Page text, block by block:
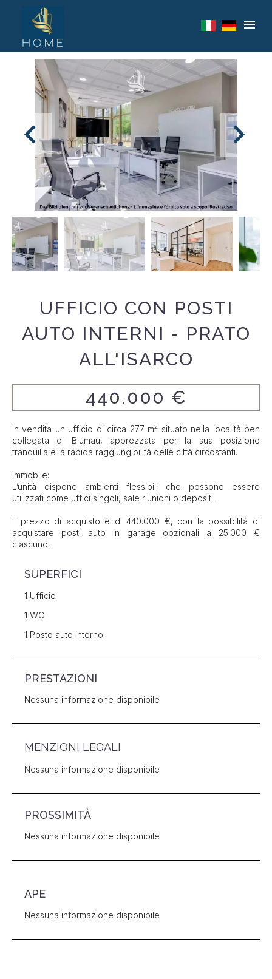
UFFICIO CON POSTI
AUTO INTERNI - PRATO
ALL'ISARCO
440.000 €
In vendita un ufficio di circa 277 m² situato nella località ben
collegata di Blumau, apprezzata per la sua posizione
tranquilla e la rapida raggiungibilità delle città circostanti.
Immobile:
L’unità dispone ambienti flessibili che possono essere
utilizzati come uffici singoli, sale riunioni o depositi.
Il prezzo di acquisto è di 440.000 €, con la possibilità di
acquistare posti auto in garage opzionali a 25.000 €
ciascuno.
SUPERFICI
1 Ufficio
1 WC
1 Posto auto interno
PRESTAZIONI
Nessuna informazione disponibile
MENZIONI LEGALI
Nessuna informazione disponibile
PROSSIMITÀ
Nessuna informazione disponibile
APE
Nessuna informazione disponibile